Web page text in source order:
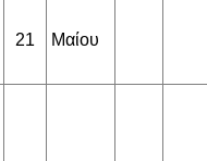
21 Μαίου